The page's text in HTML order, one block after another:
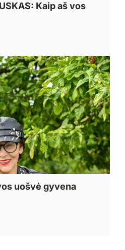
Kaip aš vos
uošvė gyvena